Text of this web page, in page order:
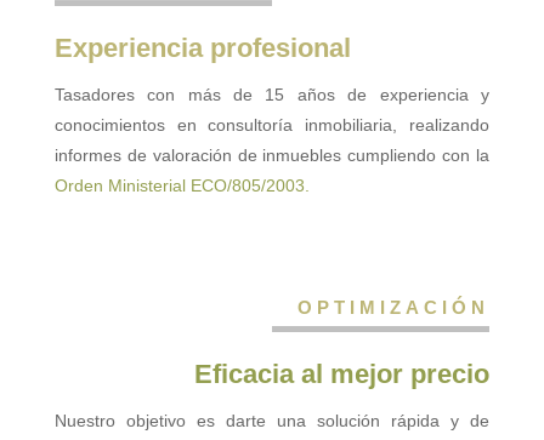
Experiencia profesional
Tasadores con más de 15 años de experiencia y
conocimientos en consultoría inmobiliaria, realizando
informes de valoración de inmuebles cumpliendo con la
Orden Ministerial ECO/805/2003.
OPTIMIZACIÓN
Eficacia al mejor precio
Nuestro objetivo es darte una solución rápida y de